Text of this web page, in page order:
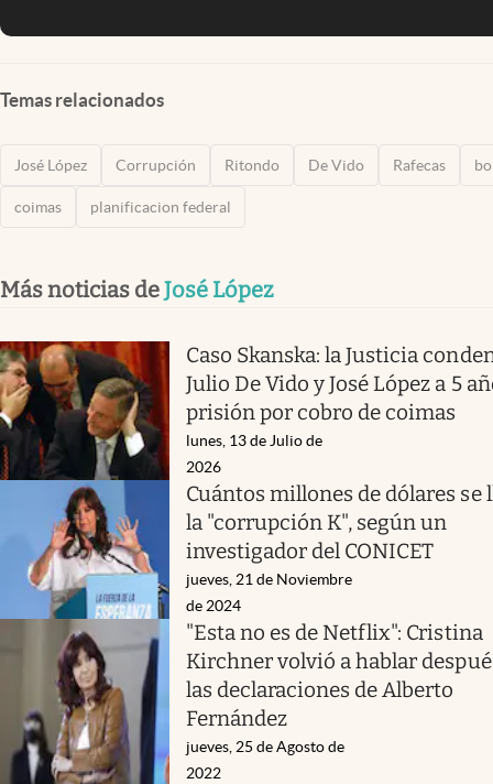
Temas relacionados
José López Corrupción Ritondo De Vido Rafecas
coimas planificacion federal
Más noticias deJosé López
Caso Skanska: la Justicia
Julio De Vido y José López a 5
prisión por cobro de coimas
lunes, 13 de Julio de
2026
Cuántos millones de dólares se
la "corrupción K", según un
investigador del CONICET
jueves, 21 de Noviembre
de 2024
"Esta no es de Netflix": Cristina
Kirchner volvió a hablar
las declaraciones de Alberto
Fernández
jueves, 25 de Agosto de
2022